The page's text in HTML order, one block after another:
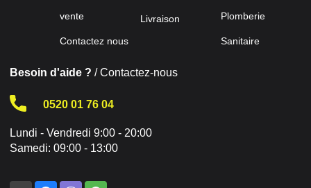
vente
Contactez nous
Livraison Plomberie
Sanitaire
Besoin d'aide ? / Contactez-nous
0520 01 76 04
Lundi - Vendredi 9:00 - 20:00
Samedi: 09:00 - 13:00